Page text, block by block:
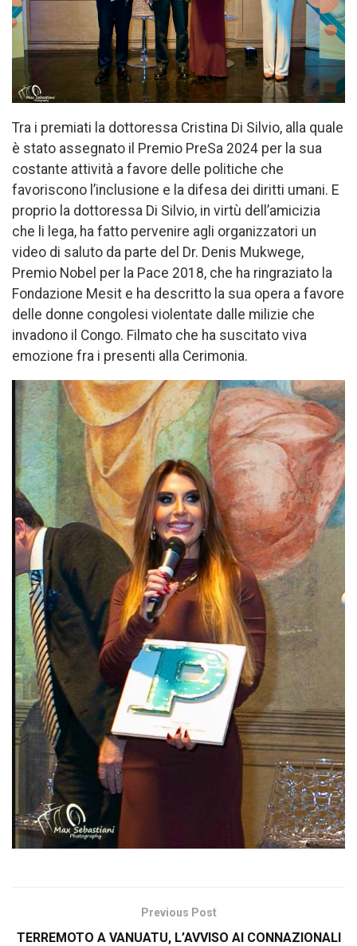
Tra i premiati la dottoressa Cristina Di Silvio, alla quale
è stato assegnato il Premio PreSa 2024 per la sua
costante attività a favore delle politiche che
favoriscono l’inclusione e la difesa dei diritti umani. E
proprio la dottoressa Di Silvio, in virtù dell’amicizia
che li lega, ha fatto pervenire agli organizzatori un
video di saluto da parte del Dr. Denis Mukwege,
Premio Nobel per la Pace 2018, che ha ringraziato la
Fondazione Mesit e ha descritto la sua opera a favore
delle donne congolesi violentate dalle milizie che
invadono il Congo. Filmato che ha suscitato viva
emozione fra i presenti alla Cerimonia.
Previous Post
TERREMOTO A VANUATU, L’AVVISO AI CONNAZIONALI